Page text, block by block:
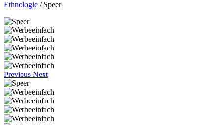
Ethnologie / Speer
Previous Next